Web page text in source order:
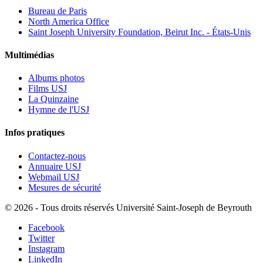
Bureau de Paris
North America Office
Saint Joseph University Foundation, Beirut Inc. - États-Unis
Multimédias
Albums photos
Films USJ
La Quinzaine
Hymne de l'USJ
Infos pratiques
Contactez-nous
Annuaire USJ
Webmail USJ
Mesures de sécurité
© 2026 - Tous droits réservés Université Saint-Joseph de Beyrouth
Facebook
Twitter
Instagram
LinkedIn